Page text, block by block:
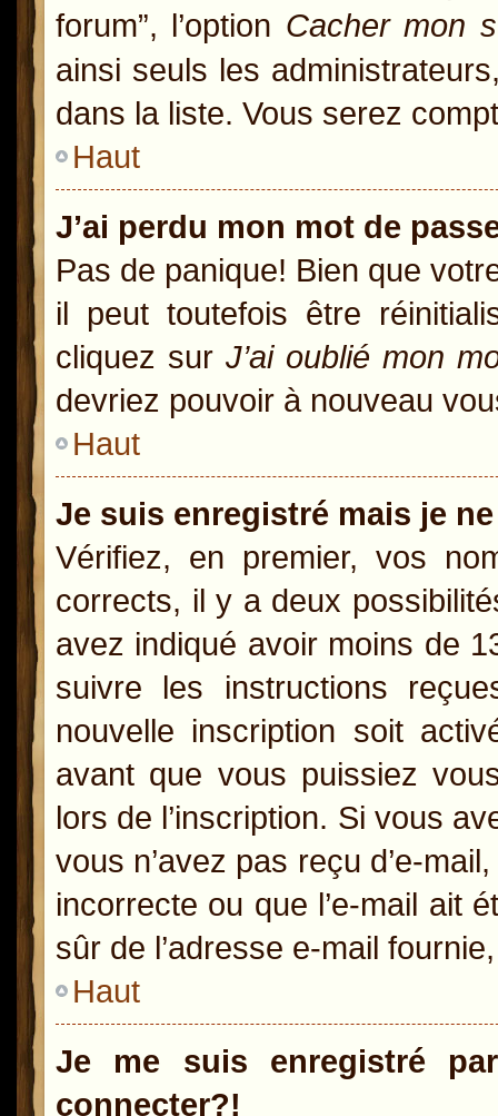
forum”, l’option Cacher mon
ainsi seuls les
dans la liste. Vous serez
Haut
J’ai perdu mon mot de
Pas de panique! Bien que
il peut toutefois être
cliquez sur J’ai oublié mon
devriez pouvoir à nouveau
Haut
Je suis enregistré mais je
Vérifiez, en premier, vos
corrects, il y a deux
avez indiqué avoir moins de
suivre les instructions
nouvelle inscription soit
avant que vous puissiez
lors de l’inscription. Si vous
vous n’avez pas reçu d’e-
incorrecte ou que l’e-mail ait
sûr de l’adresse e-mail
Haut
Je me suis enregistré
connecter?!